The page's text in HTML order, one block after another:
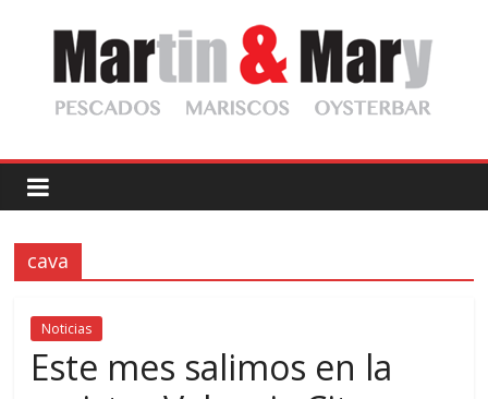
contenido
Martin
y
Mary
Pescadería
Gourmet
cava
Noticias
Este mes salimos en la